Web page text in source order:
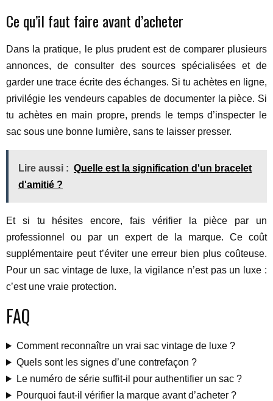
Ce qu’il faut faire avant d’acheter
Dans la pratique, le plus prudent est de comparer plusieurs
annonces, de consulter des sources spécialisées et de
garder une trace écrite des échanges. Si tu achètes en ligne,
privilégie les vendeurs capables de documenter la pièce. Si
tu achètes en main propre, prends le temps d’inspecter le
sac sous une bonne lumière, sans te laisser presser.
Lire aussi : Quelle est la signification d'un bracelet
d'amitié ?
Et si tu hésites encore, fais vérifier la pièce par un
professionnel ou par un expert de la marque. Ce coût
supplémentaire peut t’éviter une erreur bien plus coûteuse.
Pour un sac vintage de luxe, la vigilance n’est pas un luxe :
c’est une vraie protection.
FAQ
Comment reconnaître un vrai sac vintage de luxe ?
Quels sont les signes d’une contrefaçon ?
Le numéro de série suffit-il pour authentifier un sac ?
Pourquoi faut-il vérifier la marque avant d’acheter ?